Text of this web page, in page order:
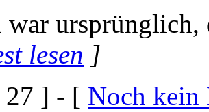
war ursprünglich,
lesen ]
27 ] - [ Noch kein